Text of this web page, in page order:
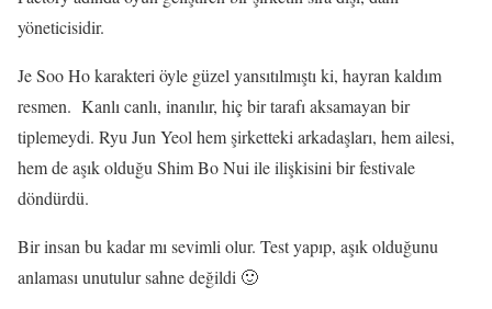
yöneticisidir.
Je Soo Ho karakteri öyle güzel yansıtılmıştı ki, hayran kaldım
resmen. Kanlı canlı, inanılır, hiç bir tarafı aksamayan bir
tiplemeydi. Ryu Jun Yeol hem şirketteki arkadaşları, hem ailesi,
hem de aşık olduğu Shim Bo Nui ile ilişkisini bir festivale
döndürdü.
Bir insan bu kadar mı sevimli olur. Test yapıp, aşık olduğunu
anlaması unutulur sahne değildi 🙂